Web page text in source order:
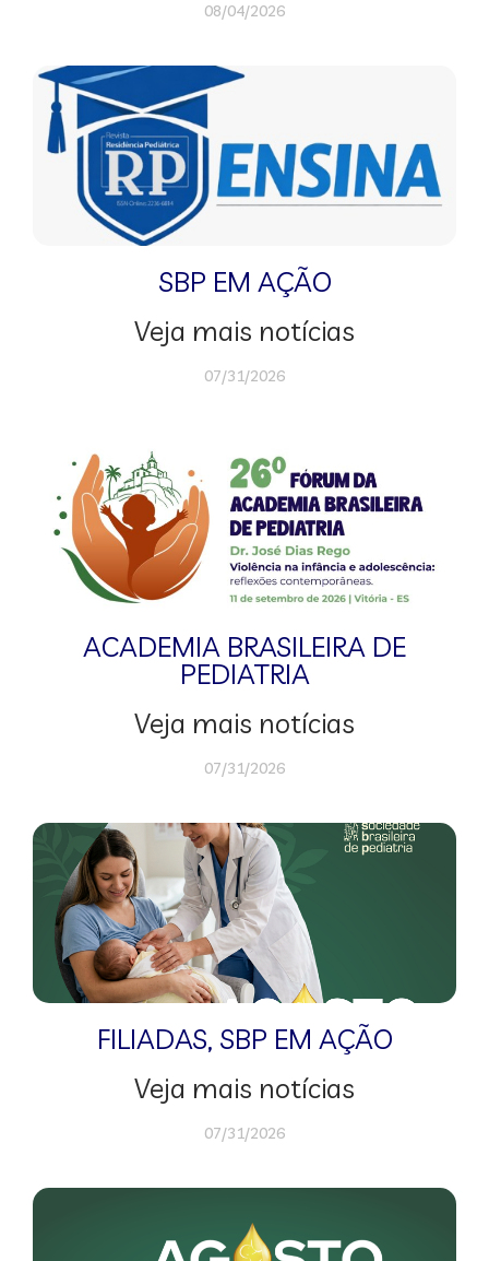
08/04/2026
SBP EM AÇÃO
Veja mais notícias
07/31/2026
ACADEMIA BRASILEIRA DE
PEDIATRIA
Veja mais notícias
07/31/2026
FILIADAS, SBP EM AÇÃO
Veja mais notícias
07/31/2026